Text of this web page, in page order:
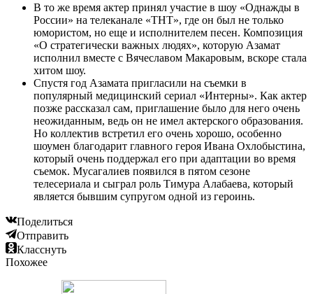
В то же время актер принял участие в шоу «Однажды в
России» на телеканале «ТНТ», где он был не только
юмористом, но еще и исполнителем песен. Композиция
«О стратегически важных людях», которую Азамат
исполнил вместе с Вячеславом Макаровым, вскоре стала
хитом шоу.
Спустя год Азамата пригласили на съемки в
популярный медицинский сериал «Интерны». Как актер
позже рассказал сам, приглашение было для него очень
неожиданным, ведь он не имел актерского образования.
Но коллектив встретил его очень хорошо, особенно
шоумен благодарит главного героя Ивана Охлобыстина,
который очень поддержал его при адаптации во время
съемок. Мусагалиев появился в пятом сезоне
телесериала и сыграл роль Тимура Алабаева, который
является бывшим супругом одной из героинь.
Поделиться
Отправить
Класснуть
Похожее